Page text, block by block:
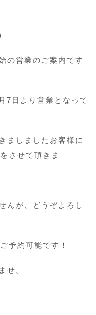
の営業のご案内です
7日より営業となって
ましましたお客様に
させて頂きま
んが、どうぞよろし
予約可能です！
せ。